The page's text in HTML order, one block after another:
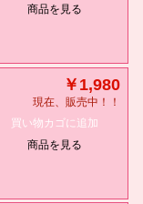
商品を見る
￥1,980
現在、販売中！！
買い物カゴに追加
商品を見る